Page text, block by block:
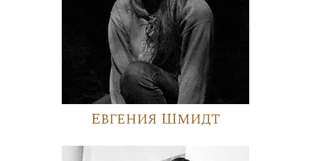
Евгения Шмидт